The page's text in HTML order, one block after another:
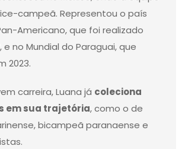
campeã. Representou o país
Americano, que foi realizado
e no Mundial do Paraguai, que
2023.
carreira, Luana já coleciona
em sua trajetória, como o de
bicampeã paranaense e